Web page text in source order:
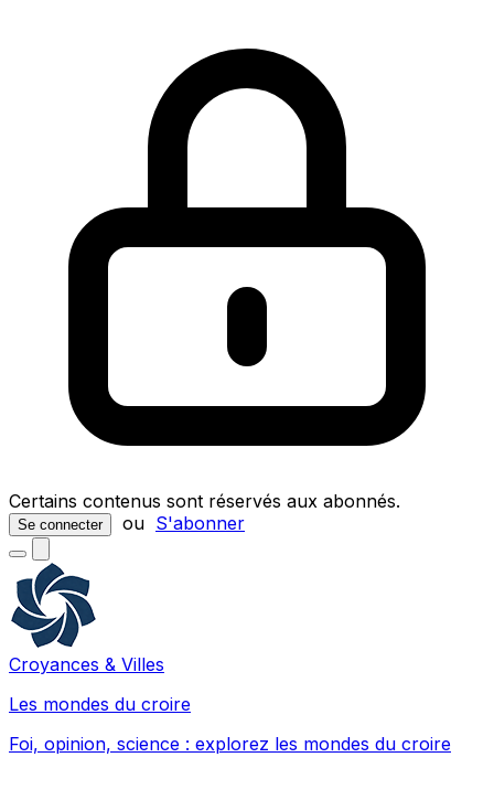
Certains contenus sont réservés aux abonnés.
Se connecter ou S'abonner
Croyances & Villes
Les mondes du croire
Foi, opinion, science : explorez les mondes du croire